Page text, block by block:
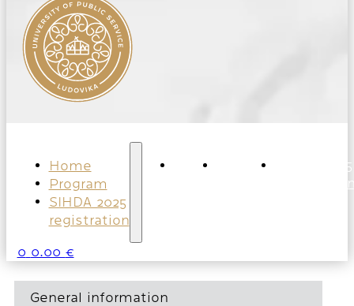
Home
Program
SIHDA 2025
registration
Home Program
SIHDA 2025
0 0.00 €
General information